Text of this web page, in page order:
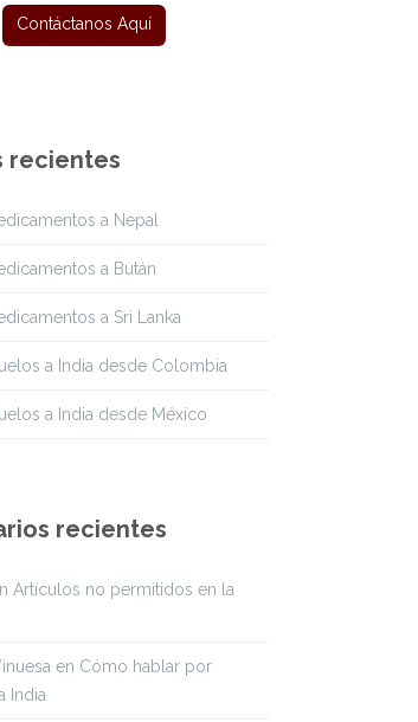
recientes
a Nepal
a Bután
a Sri Lanka
a India desde Colombia
a India desde México
recientes
Artículos no permitidos en la
en Cómo hablar por
India